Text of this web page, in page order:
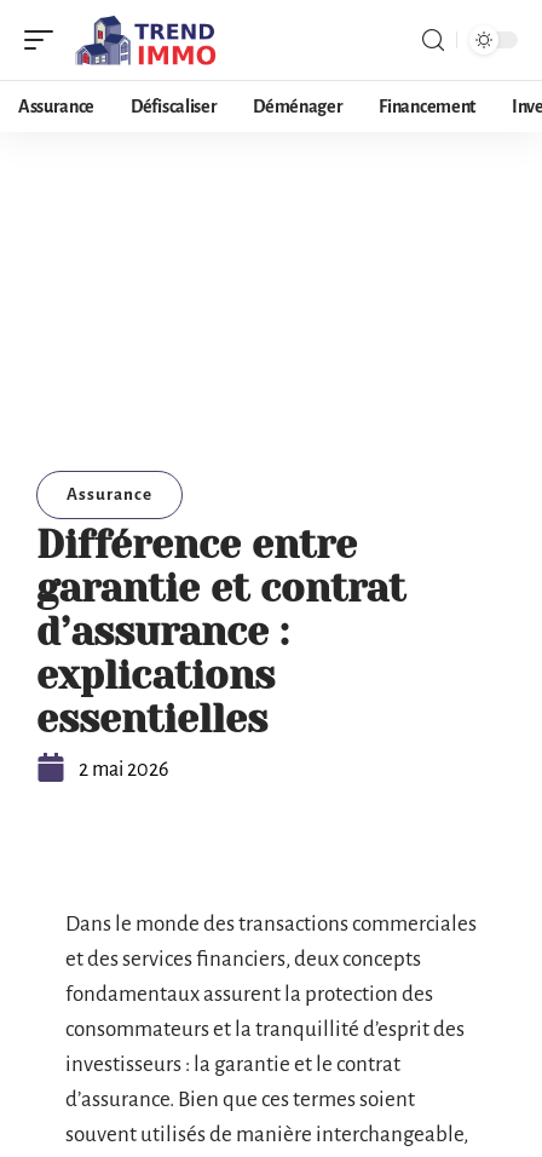
Assurance Défiscaliser Déménager Financement
Assurance
Différence entre
garantie et contrat
d’assurance :
explications
essentielles
2 mai 2026
Dans le monde des transactions commerciales
et des services financiers, deux concepts
fondamentaux assurent la protection des
consommateurs et la tranquillité d’esprit des
investisseurs : la garantie et le contrat
d’assurance. Bien que ces termes soient
souvent utilisés de manière interchangeable,